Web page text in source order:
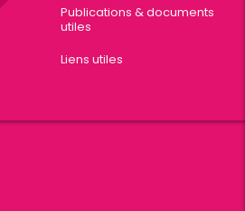
Publications & documents
utiles
Liens utiles